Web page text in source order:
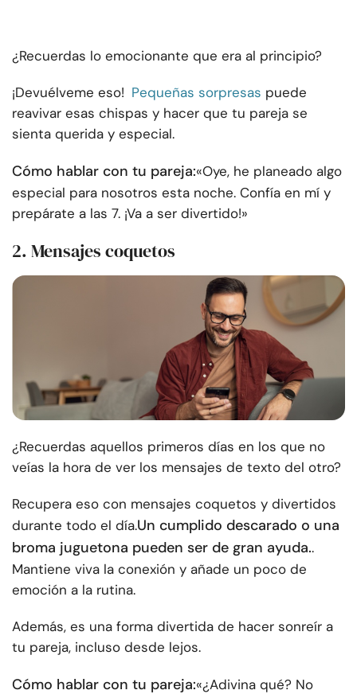
¿Recuerdas lo emocionante que era al principio?
¡Devuélveme eso! Pequeñas sorpresas puede
reavivar esas chispas y hacer que tu pareja se
sienta querida y especial.
Cómo hablar con tu pareja:«Oye, he planeado algo
especial para nosotros esta noche. Confía en mí y
prepárate a las 7. ¡Va a ser divertido!»
2. Mensajes coquetos
¿Recuerdas aquellos primeros días en los que no
veías la hora de ver los mensajes de texto del otro?
Recupera eso con mensajes coquetos y divertidos
durante todo el día.Un cumplido descarado o una
broma juguetona pueden ser de gran ayuda..
Mantiene viva la conexión y añade un poco de
emoción a la rutina.
Además, es una forma divertida de hacer sonreír a
tu pareja, incluso desde lejos.
Cómo hablar con tu pareja:«¿Adivina qué? No